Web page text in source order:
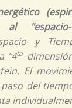
"espacio-
y
"4ta
El
del